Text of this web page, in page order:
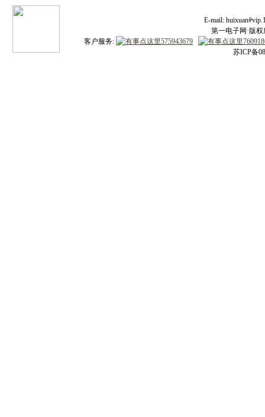
E-mail:
第一电子网·版权
客户服务:
苏ICP备